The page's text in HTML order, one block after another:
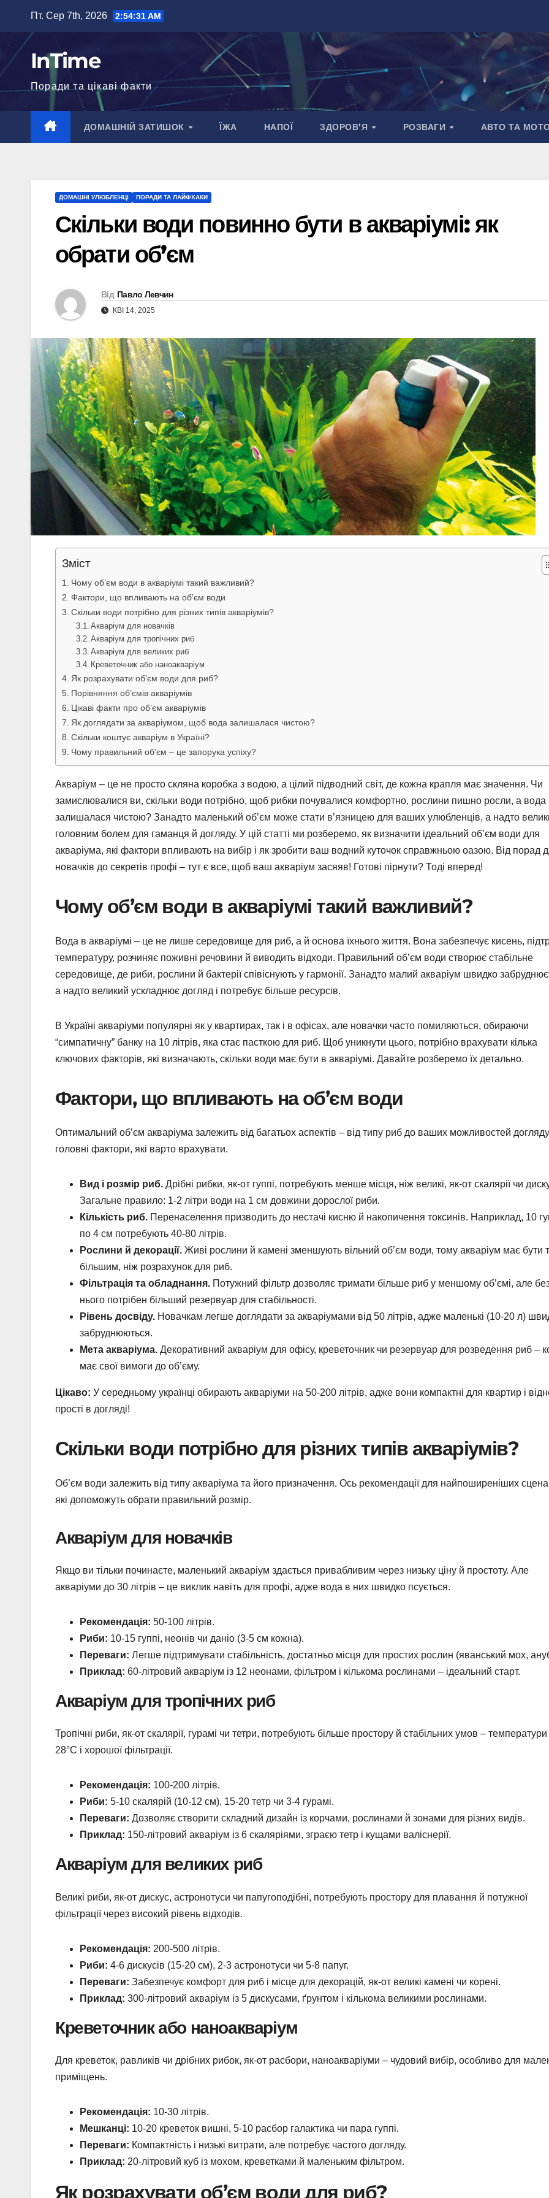
вмісту
Пт. Сер 7th, 2026 2:54:32 AM
InTime
Поради та цікаві факти
ДОМАШНІЙ ЗАТИШОК ЇЖА НАПОЇ ЗДОРОВ’Я РОЗВАГИ АВТО ТА
ДОМАШНІ УЛЮБЛЕНЦІ ПОРАДИ ТА ЛАЙФХАКИ
Скільки води повинно бути в акваріумі: як
обрати об’єм
Від Павло Левчин
КВІ 14, 2025
Зміст
Чому об’єм води в акваріумі такий важливий?
Фактори, що впливають на об’єм води
Скільки води потрібно для різних типів акваріумів?
Акваріум для новачків
Акваріум для тропічних риб
Акваріум для великих риб
Креветочник або наноакваріум
Як розрахувати об’єм води для риб?
Порівняння об’ємів акваріумів
Цікаві факти про об’єм акваріумів
Як доглядати за акваріумом, щоб вода залишалася чистою?
Скільки коштує акваріум в Україні?
Чому правильний об’єм – це запорука успіху?
Акваріум – це не просто скляна коробка з водою, а цілий підводний світ, де кожна крапля має значення. Чи
замислювалися ви, скільки води потрібно, щоб рибки почувалися комфортно, рослини пишно росли, а вода
залишалася чистою? Занадто маленький об’єм може стати в’язницею для ваших улюбленців, а надто
головним болем для гаманця й догляду. У цій статті ми розберемо, як визначити ідеальний об’єм води для
акваріума, які фактори впливають на вибір і як зробити ваш водний куточок справжньою оазою. Від порад
новачків до секретів профі – тут є все, щоб ваш акваріум засяяв! Готові пірнути? Тоді вперед!
Чому об’єм води в акваріумі такий важливий?
Вода в акваріумі – це не лише середовище для риб, а й основа їхнього життя. Вона забезпечує кисень,
температуру, розчиняє поживні речовини й виводить відходи. Правильний об’єм води створює стабільне
середовище, де риби, рослини й бактерії співіснують у гармонії. Занадто малий акваріум швидко
а надто великий ускладнює догляд і потребує більше ресурсів.
В Україні акваріуми популярні як у квартирах, так і в офісах, але новачки часто помиляються, обираючи
“симпатичну” банку на 10 літрів, яка стає пасткою для риб. Щоб уникнути цього, потрібно врахувати кілька
ключових факторів, які визначають, скільки води має бути в акваріумі. Давайте розберемо їх детально.
Фактори, що впливають на об’єм води
Оптимальний об’єм акваріума залежить від багатьох аспектів – від типу риб до ваших можливостей
головні фактори, які варто врахувати.
Вид і розмір риб. Дрібні рибки, як-от гуппі, потребують менше місця, ніж великі, як-от скалярії чи
Загальне правило: 1-2 літри води на 1 см довжини дорослої риби.
Кількість риб. Перенаселення призводить до нестачі кисню й накопичення токсинів. Наприклад, 10
по 4 см потребують 40-80 літрів.
Рослини й декорації. Живі рослини й камені зменшують вільний об’єм води, тому акваріум має бути
більшим, ніж розрахунок для риб.
Фільтрація та обладнання. Потужний фільтр дозволяє тримати більше риб у меншому об’ємі, але
нього потрібен більший резервуар для стабільності.
Рівень досвіду. Новачкам легше доглядати за акваріумами від 50 літрів, адже маленькі (10-20 л)
забруднюються.
Мета акваріума. Декоративний акваріум для офісу, креветочник чи резервуар для розведення риб –
має свої вимоги до об’єму.
Цікаво: У середньому українці обирають акваріуми на 50-200 літрів, адже вони компактні для квартир і
прості в догляді!
Скільки води потрібно для різних типів акваріумів?
Об’єм води залежить від типу акваріума та його призначення. Ось рекомендації для найпоширеніших
які допоможуть обрати правильний розмір.
Акваріум для новачків
Якщо ви тільки починаєте, маленький акваріум здається привабливим через низьку ціну й простоту. Але
акваріуми до 30 літрів – це виклик навіть для профі, адже вода в них швидко псується.
Рекомендація: 50-100 літрів.
Риби: 10-15 гуппі, неонів чи даніо (3-5 см кожна).
Переваги: Легше підтримувати стабільність, достатньо місця для простих рослин (яванський мох,
Приклад: 60-літровий акваріум із 12 неонами, фільтром і кількома рослинами – ідеальний старт.
Акваріум для тропічних риб
Тропічні риби, як-от скалярії, гурамі чи тетри, потребують більше простору й стабільних умов –
28°C і хорошої фільтрації.
Рекомендація: 100-200 літрів.
Риби: 5-10 скалярій (10-12 см), 15-20 тетр чи 3-4 гурамі.
Переваги: Дозволяє створити складний дизайн із корчами, рослинами й зонами для різних видів.
Приклад: 150-літровий акваріум із 6 скаляріями, зграєю тетр і кущами валіснерії.
Акваріум для великих риб
Великі риби, як-от дискус, астронотуси чи папугоподібні, потребують простору для плавання й потужної
фільтрації через високий рівень відходів.
Рекомендація: 200-500 літрів.
Риби: 4-6 дискусів (15-20 см), 2-3 астронотуси чи 5-8 папуг.
Переваги: Забезпечує комфорт для риб і місце для декорацій, як-от великі камені чи корені.
Приклад: 300-літровий акваріум із 5 дискусами, ґрунтом і кількома великими рослинами.
Креветочник або наноакваріум
Для креветок, равликів чи дрібних рибок, як-от расбори, наноакваріуми – чудовий вибір, особливо для
приміщень.
Рекомендація: 10-30 літрів.
Мешканці: 10-20 креветок вишні, 5-10 расбор галактика чи пара гуппі.
Переваги: Компактність і низькі витрати, але потребує частого догляду.
Приклад: 20-літровий куб із мохом, креветками й маленьким фільтром.
Як розрахувати об’єм води для риб?